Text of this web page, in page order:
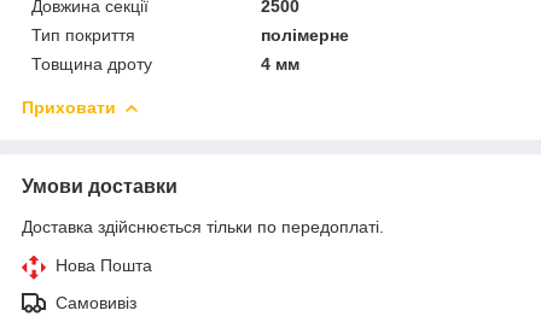
Довжина секції
2500
Тип покриття
полімерне
Товщина дроту
4 мм
Приховати
Умови доставки
Доставка здійснюється тільки по передоплаті.
Нова Пошта
Самовивіз